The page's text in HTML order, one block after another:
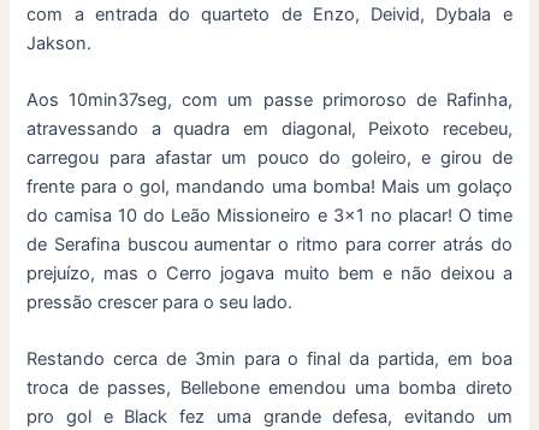
com a entrada do quarteto de Enzo, Deivid, Dybala e
Jakson.
Aos 10min37seg, com um passe primoroso de Rafinha,
atravessando a quadra em diagonal, Peixoto recebeu,
carregou para afastar um pouco do goleiro, e girou de
frente para o gol, mandando uma bomba! Mais um golaço
do camisa 10 do Leão Missioneiro e 3×1 no placar! O time
de Serafina buscou aumentar o ritmo para correr atrás do
prejuízo, mas o Cerro jogava muito bem e não deixou a
pressão crescer para o seu lado.
Restando cerca de 3min para o final da partida, em boa
troca de passes, Bellebone emendou uma bomba direto
pro gol e Black fez uma grande defesa, evitando um